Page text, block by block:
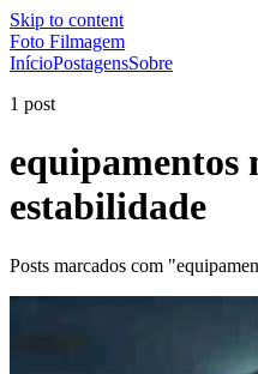
Skip to content
Foto Filmagem
InícioPostagensSobre
1 post
equipamentos
estabilidade
Posts marcados com